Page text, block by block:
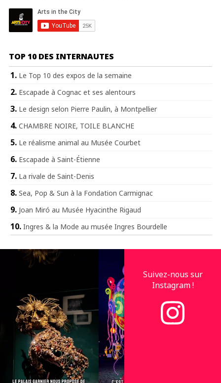
TOP 10 DES INTERNAUTES
Le Top 10 des expos de la semaine
Escapade à Cognac et ses alentours
Le design selon Pierre Paulin, à Montpellier
CHAMBRE NOIRE, TOILE BLANCHE
Le réalisme animal au Musée Courbet
Escapade à Saint-Étienne
La rivale de Saint-Denis
Sea, Pop & Sun à la Fondation Carmignac
Joan Miró au Musée Hyacinthe Rigaud
Ingres & la Mode au musée Ingres Bourdelle
Suivez-nous sur
Instagram !